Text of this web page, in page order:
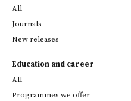
All
Journals
New releases
Education and career
All
Programmes we offer